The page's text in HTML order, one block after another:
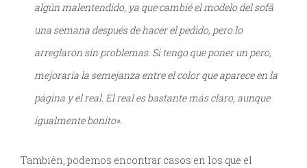
algún malentendido, ya que cambié el modelo del sofá
una semana después de hacer el pedido, pero lo
arreglaron sin problemas. Si tengo que poner un pero,
mejoraría la semejanza entre el color que aparece en la
página y el real. El real es bastante más claro, aunque
igualmente bonito».
También, podemos encontrar casos en los que el